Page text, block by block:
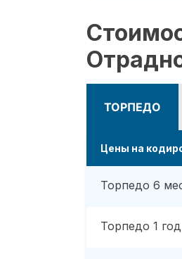
ТОРПЕДО
Цены на
Торпедо 6
Торпедо 1 год